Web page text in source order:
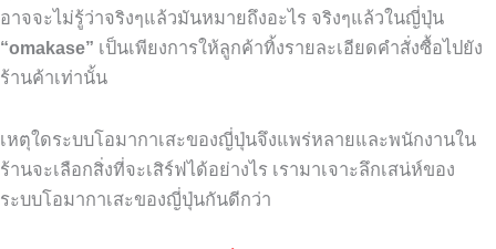
อาจจะไม่รู้ว่าจริงๆแล้วมันหมายถึงอะไร จริงๆแล้วในญี่ปุ่น
“omakase” เป็นเพียงการให้ลูกค้าทิ้งรายละเอียดคำสั่งซื้อไปยัง
ร้านค้าเท่านั้น
เหตุใดระบบโอมากาเสะของญี่ปุ่นจึงแพร่หลายและพนักงานใน
ร้านจะเลือกสิ่งที่จะเสิร์ฟได้อย่างไร เรามาเจาะลึกเสน่ห์ของ
ระบบโอมากาเสะของญี่ปุ่นกันดีกว่า